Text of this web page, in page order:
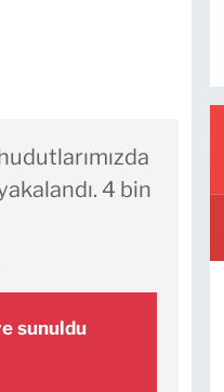
4 bin
sunuldu